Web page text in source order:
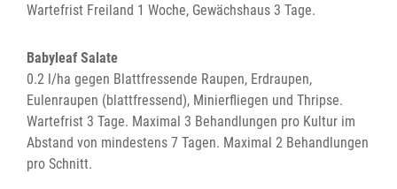
Wartefrist Freiland 1 Woche, Gewächshaus 3 Tage.
Babyleaf Salate
0.2 l/ha gegen Blattfressende Raupen, Erdraupen,
Eulenraupen (blattfressend), Minierfliegen und Thripse.
Wartefrist 3 Tage. Maximal 3 Behandlungen pro Kultur im
Abstand von mindestens 7 Tagen. Maximal 2 Behandlungen
pro Schnitt.